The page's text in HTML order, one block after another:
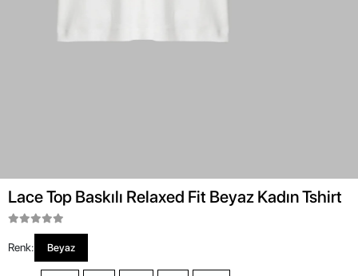
Lace Top Baskılı Relaxed Fit Beyaz Kadın Tshirt
Renk: Beyaz